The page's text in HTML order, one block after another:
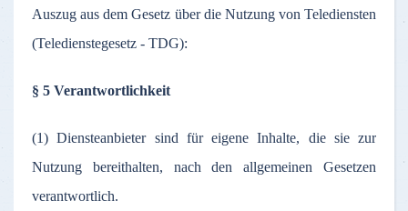
Auszug aus dem Gesetz über die Nutzung von Telediensten
(Teledienstegesetz - TDG):
§ 5 Verantwortlichkeit
(1) Diensteanbieter sind für eigene Inhalte, die sie zur
Nutzung bereithalten, nach den allgemeinen Gesetzen
verantwortlich.